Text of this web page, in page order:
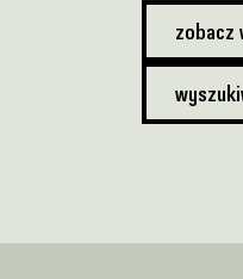
zobacz